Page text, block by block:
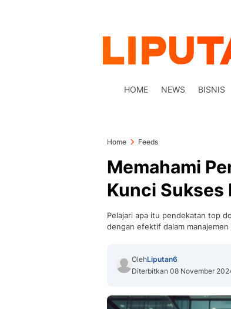
HOME NEWS BISNIS
Home Feeds
Memahami
Kunci Sukses
Pelajari apa itu pendekatan top
dengan efektif dalam
OlehLiputan6
Diterbitkan 08 November